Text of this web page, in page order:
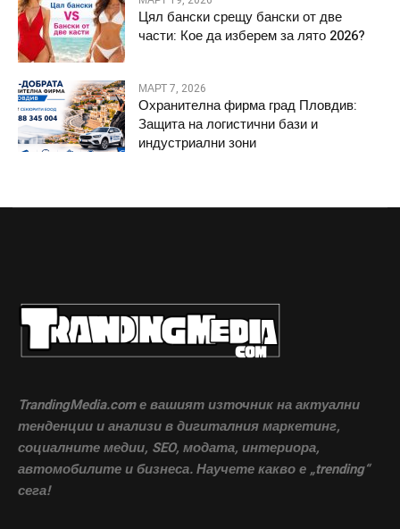
Цял бански срещу бански от две
части: Кое да изберем за лято 2026?
МАРТ 7, 2026
Охранителна фирма град Пловдив:
Защита на логистични бази и
индустриални зони
TrandingMedia.com е вашият източник на актуални
тенденции и анализи в дигиталния маркетинг,
социалните медии, SEO, модата, интериора,
автомобилите и бизнеса. Научете какво е „trending“
сега!